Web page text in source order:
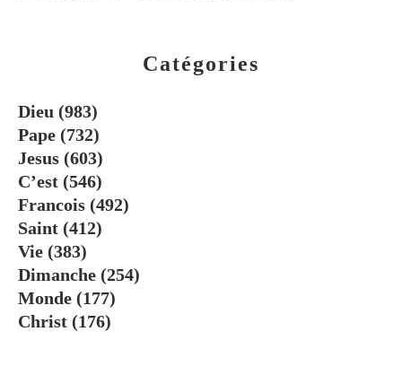
Catégories
Dieu (983)
Pape (732)
Jesus (603)
C’est (546)
Francois (492)
Saint (412)
Vie (383)
Dimanche (254)
Monde (177)
Christ (176)